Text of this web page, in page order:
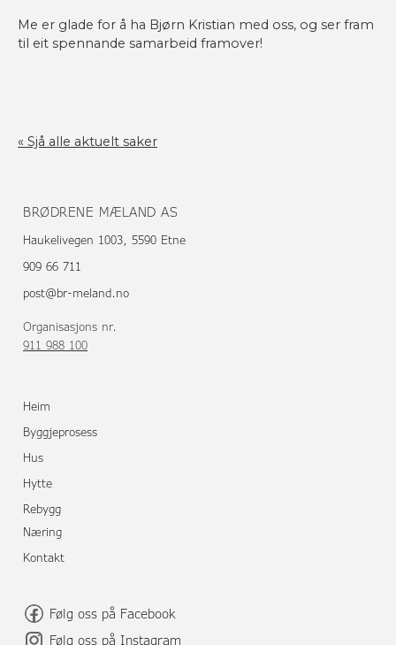
Me er glade for å ha Bjørn Kristian med oss, og ser fram
til eit spennande samarbeid framover!
« Sjå alle aktuelt saker
BRØDRENE MÆLAND AS
Haukelivegen 1003, 5590 Etne
909 66 711
post@br-meland.no
Organisasjons nr.
911 988 100
Heim
Byggjeprosess
Hus
Hytte
Rebygg
Næring
Kontakt
Følg oss på Facebook
Følg oss på Instagram